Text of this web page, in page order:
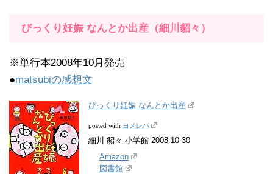
びっくり妊娠 なんとか出産（細川貂々）
※単行本2008年10月発売
●matsubiの感想文
びっくり妊娠 なんとか出産
posted with ヨメレバ
細川 貂々 小学館 2008-10-30
Amazon
図書館